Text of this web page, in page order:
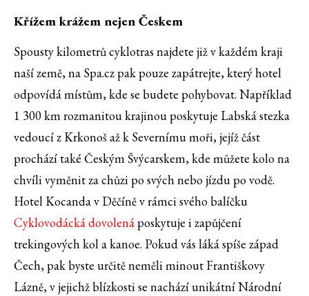
Křížem krážem nejen Českem
Spousty kilometrů cyklotras najdete již v každém kraji
naší země, na Spa.cz pak pouze zapátrejte, který hotel
odpovídá místům, kde se budete pohybovat. Například
1 300 km rozmanitou krajinou poskytuje Labská stezka
vedoucí z Krkonoš až k Severnímu moři, jejíž část
prochází také Českým Švýcarskem, kde můžete kolo na
chvíli vyměnit za chůzi po svých nebo jízdu po vodě.
Hotel Kocanda v Děčíně v rámci svého balíčku
Cyklovodácká dovolenáposkytuje i zapůjčení
trekingových kol a kanoe. Pokud vás láká spíše západ
Čech, pak byste určitě neměli minout Františkovy
Lázně, v jejichž blízkosti se nachází unikátní Národní